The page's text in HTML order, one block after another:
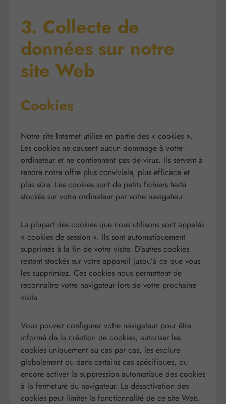
3. Collecte de
données sur notre
site Web
Cookies
Notre site Internet utilise en partie des « cookies ».
Les cookies ne causent aucun dommage à votre
ordinateur et ne contiennent pas de virus. Ils servent à
rendre notre offre plus conviviale, plus efficace et
plus sûre. Les cookies sont de petits fichiers texte
stockés sur votre ordinateur par votre navigateur.
La plupart des cookies que nous utilisons sont appelés
« cookies de session ». Ils sont automatiquement
supprimés à la fin de votre visite. D’autres cookies
restent stockés sur votre appareil jusqu’à ce que vous
les supprimiez. Ces cookies nous permettent de
reconnaître votre navigateur lors de votre prochaine
visite.
Vous pouvez configurer votre navigateur pour être
informé de la création de cookies, autoriser les
cookies uniquement au cas par cas, les exclure
globalement ou dans certains cas spécifiques, ou
encore activer la suppression automatique des cookies
à la fermeture du navigateur. La désactivation des
cookies peut limiter la fonctionnalité de ce site Web.